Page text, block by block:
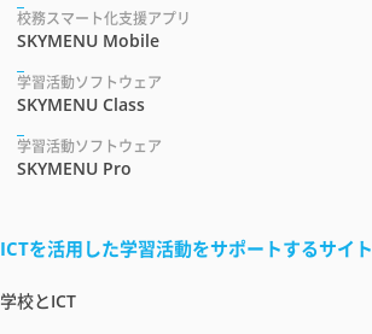
校務スマート化支援アプリ
SKYMENU Mobile
学習活動ソフトウェア
SKYMENU Class
学習活動ソフトウェア
SKYMENU Pro
ICTを活用した学習活動をサポートするサイト
学校とICT